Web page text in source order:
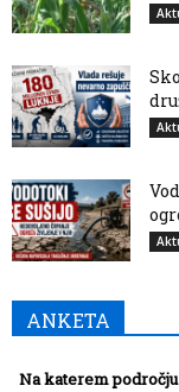
ANKETA
Na katerem